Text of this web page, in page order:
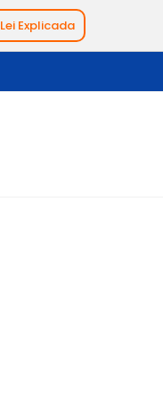
Lei Explicada